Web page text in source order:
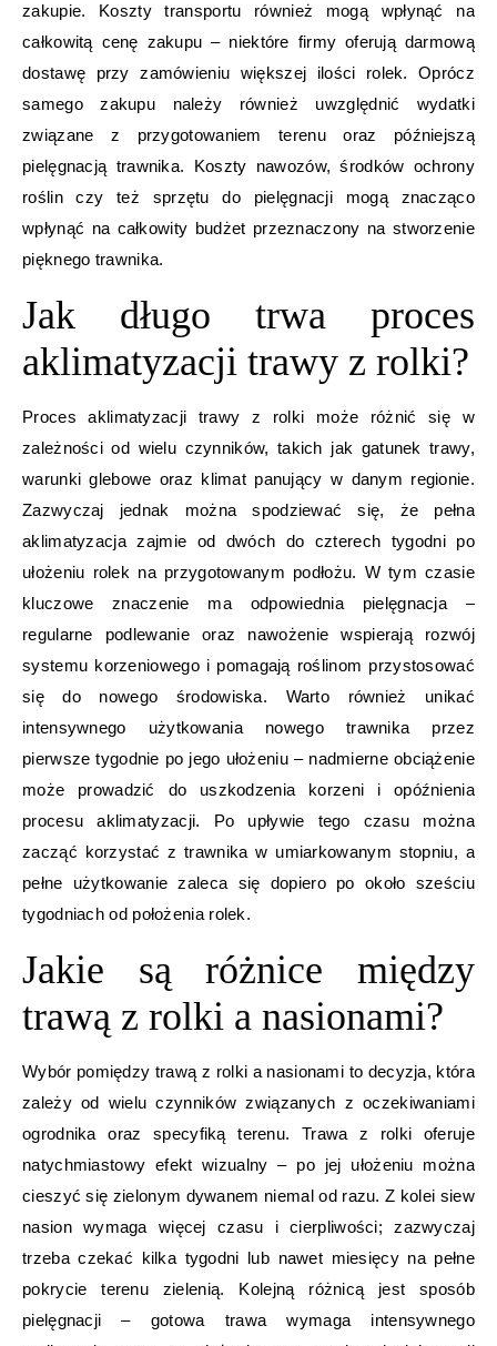
zakupie. Koszty transportu również mogą wpłynąć na
całkowitą cenę zakupu – niektóre firmy oferują darmową
dostawę przy zamówieniu większej ilości rolek. Oprócz
samego zakupu należy również uwzględnić wydatki
związane z przygotowaniem terenu oraz późniejszą
pielęgnacją trawnika. Koszty nawozów, środków ochrony
roślin czy też sprzętu do pielęgnacji mogą znacząco
wpłynąć na całkowity budżet przeznaczony na stworzenie
pięknego trawnika.
Jak długo trwa proces
aklimatyzacji trawy z rolki?
Proces aklimatyzacji trawy z rolki może różnić się w
zależności od wielu czynników, takich jak gatunek trawy,
warunki glebowe oraz klimat panujący w danym regionie.
Zazwyczaj jednak można spodziewać się, że pełna
aklimatyzacja zajmie od dwóch do czterech tygodni po
ułożeniu rolek na przygotowanym podłożu. W tym czasie
kluczowe znaczenie ma odpowiednia pielęgnacja –
regularne podlewanie oraz nawożenie wspierają rozwój
systemu korzeniowego i pomagają roślinom przystosować
się do nowego środowiska. Warto również unikać
intensywnego użytkowania nowego trawnika przez
pierwsze tygodnie po jego ułożeniu – nadmierne obciążenie
może prowadzić do uszkodzenia korzeni i opóźnienia
procesu aklimatyzacji. Po upływie tego czasu można
zacząć korzystać z trawnika w umiarkowanym stopniu, a
pełne użytkowanie zaleca się dopiero po około sześciu
tygodniach od położenia rolek.
Jakie są różnice między
trawą z rolki a nasionami?
Wybór pomiędzy trawą z rolki a nasionami to decyzja, która
zależy od wielu czynników związanych z oczekiwaniami
ogrodnika oraz specyfiką terenu. Trawa z rolki oferuje
natychmiastowy efekt wizualny – po jej ułożeniu można
cieszyć się zielonym dywanem niemal od razu. Z kolei siew
nasion wymaga więcej czasu i cierpliwości; zazwyczaj
trzeba czekać kilka tygodni lub nawet miesięcy na pełne
pokrycie terenu zielenią. Kolejną różnicą jest sposób
pielęgnacji – gotowa trawa wymaga intensywnego